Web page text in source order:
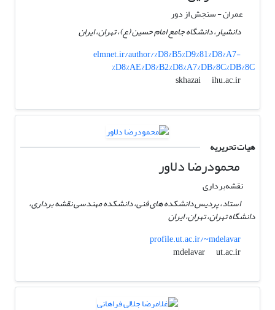
عمران - سنجش از دور
دانشیار، دانشگاه جامع امام حسین (ع)، تهران، ایران
elmnet.ir/author/%D8%B5%D9%81%D8%A7-
%D8%AE%D8%B2%D8%A7%DB%8C%DB%8C
skhazai
ihu.ac.ir
هیات تحریریه
محمودرضا دلاور
نقشه‌برداری
استاد، پردیس دانشکده های فنی، دانشکده مهندسی نقشه برداری،
دانشگاه تهران، تهران، ایران
profile.ut.ac.ir/~mdelavar
mdelavar
ut.ac.ir